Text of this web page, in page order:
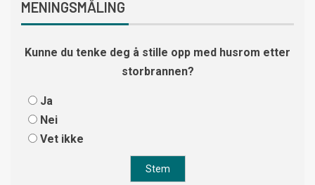
MENINGSMÅLING
Kunne du tenke deg å stille opp med husrom etter
storbrannen?
Ja
Nei
Vet ikke